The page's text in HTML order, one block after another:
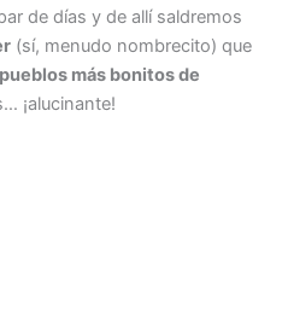
de días y de allí saldremos
(sí, menudo nombrecito) que
pueblos más bonitos de
¡alucinante!